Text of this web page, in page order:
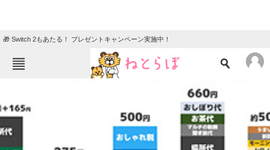
🎁 Switch 2もあたる！ プレゼントキャンペーン実施中！
クイズ
グルメ